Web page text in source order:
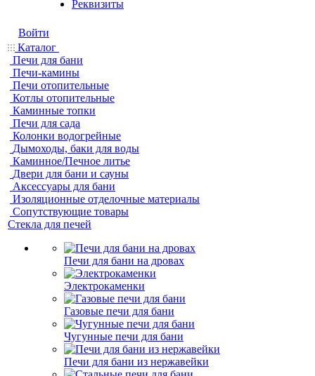
Реквизиты
Войти
Каталог
Печи для бани
Печи-камины
Печи отопительные
Котлы отопительные
Каминные топки
Печи для сада
Колонки водогрейные
Дымоходы, баки для воды
Каминное/Печное литье
Двери для бани и сауны
Аксессуары для бани
Изоляционные отделочные материалы
Сопутствующие товары
Стекла для печей
Печи для бани на дровах
Электрокаменки
Газовые печи для бани
Чугунные печи для бани
Печи для бани из нержавейки